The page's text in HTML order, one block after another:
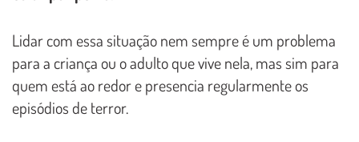
Lidar com essa situação nem sempre é um problema
para a criança ou o adulto que vive nela, mas sim para
quem está ao redor e presencia regularmente os
episódios de terror.